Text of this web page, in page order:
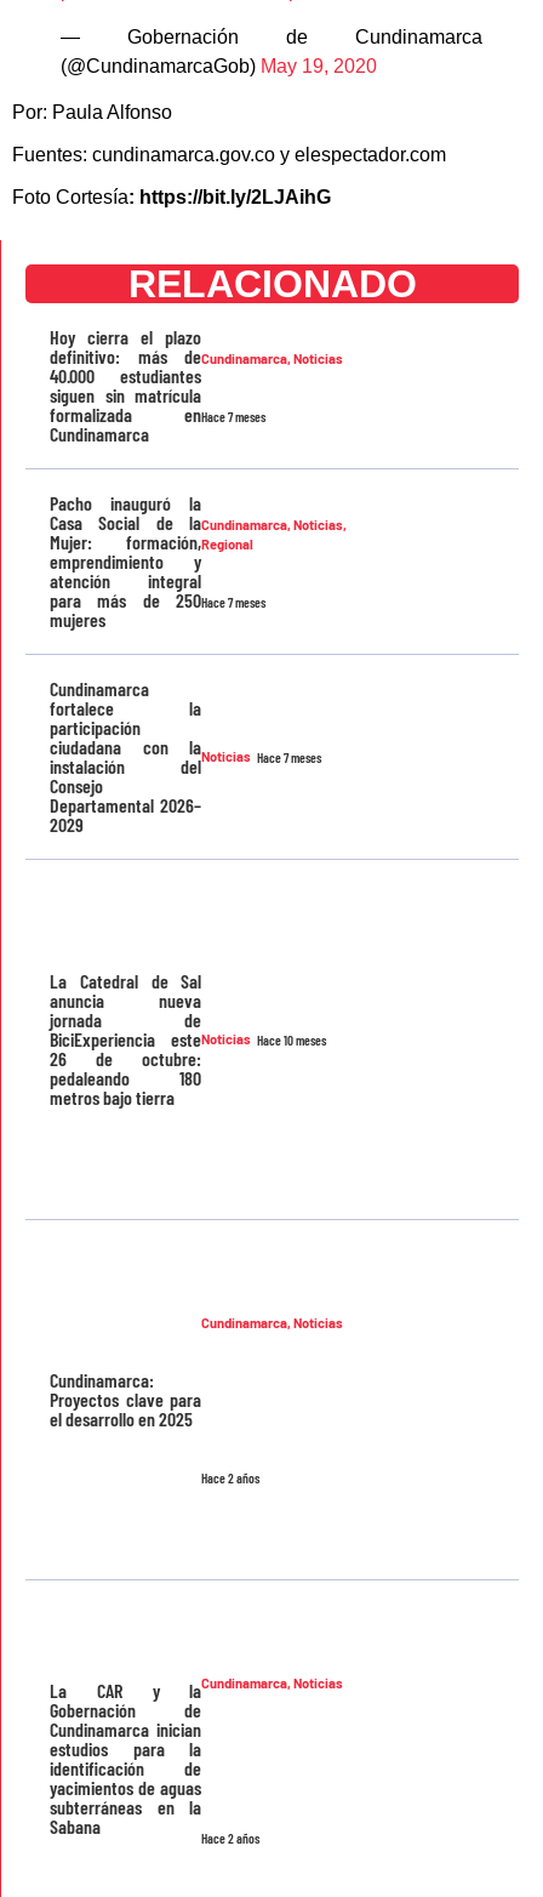
— Gobernación de Cundinamarca
(@CundinamarcaGob) May 19, 2020
Por: Paula Alfonso
Fuentes: cundinamarca.gov.co y elespectador.com
Foto Cortesía: https://bit.ly/2LJAihG
RELACIONADO
Cundinamarca ,Noticias
Hace 7 meses
Hoy cierra el plazo
definitivo: más de
40.000 estudiantes
siguen sin matrícula
formalizada en
Cundinamarca
Cundinamarca ,Noticias
Regional
Hace 7 meses
Pacho inauguró la
Casa Social de la
Mujer: formación,
emprendimiento y
atención integral
para más de 250
mujeres
Noticias Hace 7 meses
Cundinamarca
fortalece la
participación
ciudadana con la
instalación del
Consejo
Departamental 2026–
2029
Noticias Hace 10 meses
La Catedral de Sal
anuncia nueva
jornada de
BiciExperiencia este
26 de octubre:
pedaleando 180
metros bajo tierra
Cundinamarca,Noticias
Hace 2 años
Cundinamarca:
Proyectos clave para
el desarrollo en 2025
Cundinamarca,Noticias
Hace 2 años
La CAR y la
Gobernación de
Cundinamarca inician
estudios para la
identificación de
yacimientos de aguas
subterráneas en la
Sabana